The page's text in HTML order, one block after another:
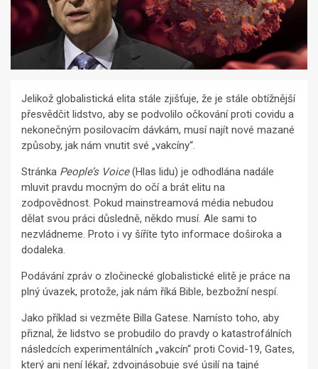
Jelikož globalistická elita stále zjišťuje, že je stále obtížnější
přesvědčit lidstvo, aby se podvolilo očkování proti covidu a
nekonečným posilovacím dávkám, musí najít nové mazané
způsoby, jak nám vnutit své „vakcíny“.
Stránka People’s Voice(Hlas lidu) je odhodlána nadále
mluvit pravdu mocným do očí a brát elitu na
zodpovědnost. Pokud mainstreamová média nebudou
dělat svou práci důsledně, někdo musí. Ale sami to
nezvládneme. Proto i vy šíříte tyto informace doširoka a
dodaleka.
Podávání zpráv o zločinecké globalistické elitě je práce na
plný úvazek, protože, jak nám říká Bible, bezbožní nespí.
Jako příklad si vezměte Billa Gatese. Namísto toho, aby
přiznal, že lidstvo se probudilo do pravdy o katastrofálních
následcích experimentálních „vakcín“ proti Covid-19, Gates,
který ani není lékař, zdvojnásobuje své úsilí na tajné